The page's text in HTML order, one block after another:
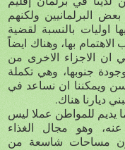
البرلمانيين ولكنهم
بالنسبة لقضية
بها، وهناك ايضاً
ان الاجزاء الاخرى من
جنوبها، وهي تكملة
ويمكننا ان نساعد في
ديارنا هناك.
للمواطن عملا ليس
وهو مجال الغذاء
مساحات شاسعة من